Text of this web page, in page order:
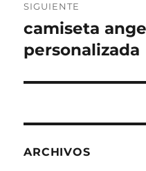
SIGUIENTE
Entrada
siguiente:
camiseta
personalizada
ARCHIVOS